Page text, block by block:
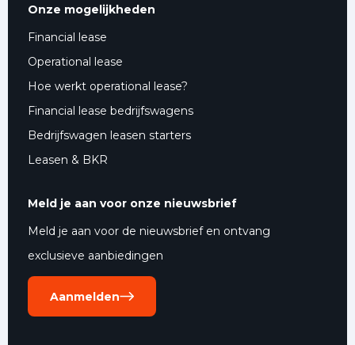
Onze mogelijkheden
Financial lease
Operational lease
Hoe werkt operational lease?
Financial lease bedrijfswagens
Bedrijfswagen leasen starters
Leasen & BKR
Meld je aan voor onze nieuwsbrief
Meld je aan voor de nieuwsbrief en ontvang
exclusieve aanbiedingen
Aanmelden